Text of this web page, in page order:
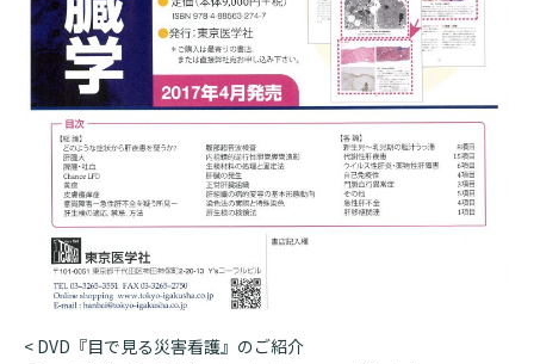
倫理に関する事
情報公開
厚生労働大臣が定める掲示事項
施設認定
数字で見る東部病院のいま
臨床研究に関する情報公開について（オプトアウト）
研究・業績
セカンドオピニオンのご案内
外来のお会計について
入院・面会について
入院が決まったら
入院中の過ごし方
入院のお会計について
医療連携センターについて
患者さんのご紹介方法
医療連携センター長ごあいさつ
医療連携センターのご案内
医療機関様からのよくあるご質問
連携登録医制度
連携登録医療機関一覧
訪問看護指示書について
イベント
採用情報
病院ボランティア募集
ご寄付のお願い
投
< DVD『目で見る災害看護』のご紹介